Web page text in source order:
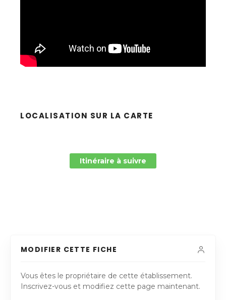
LOCALISATION SUR LA CARTE
Itinéraire à suivre
MODIFIER CETTE FICHE
Vous êtes le propriétaire de cette établissement.
Inscrivez-vous et modifiez cette page maintenant.